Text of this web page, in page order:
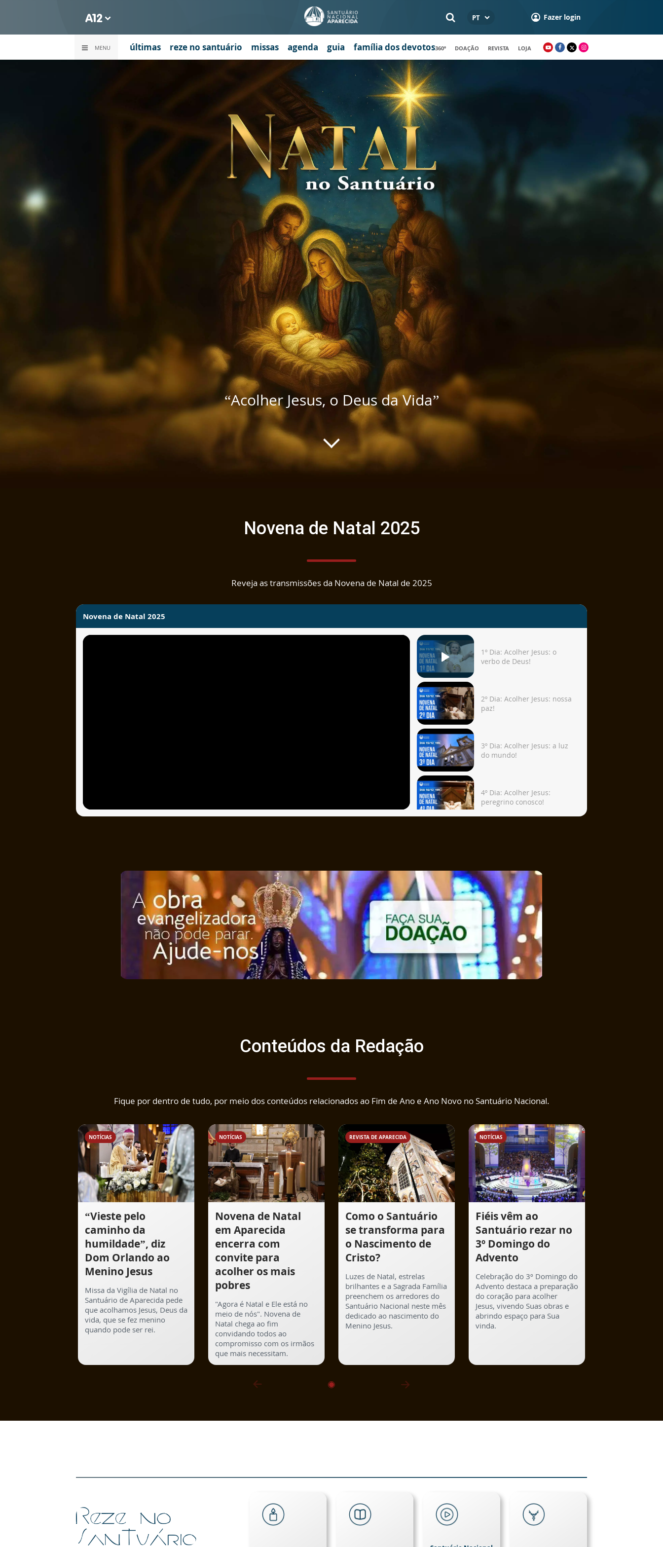
PT Fazer login
MENU últimas reze no santuário missas agenda guia família dos devotos360º DOAÇÃO REVISTA LOJA
“Acolher Jesus, o Deus da Vida”
Novena de Natal 2025
Reveja as transmissões da Novena de Natal de 2025
Novena de Natal 2025
1º Dia: Acolher Jesus: o
verbo de Deus!
2º Dia: Acolher Jesus: nossa
paz!
3º Dia: Acolher Jesus: a luz
do mundo!
4º Dia: Acolher Jesus:
peregrino conosco!
6º Dia: Acolher Jesus: o
enviado do Pai!
7º Dia: Acolher Jesus: a
plenitude da salvação!
8º Dia: Acolher Jesus: nossa
esperança, nossa redenção!
Conteúdos da Redação
Fique por dentro de tudo, por meio dos conteúdos relacionados ao Fim de Ano e Ano Novo no Santuário Nacional.
NOTÍCIAS
“Vieste pelo
caminho da
humildade”, diz
Dom Orlando ao
Menino Jesus
Missa da Vigília de Natal no
Santuário de Aparecida pede
que acolhamos Jesus, Deus da
vida, que se fez menino
quando pode ser rei.
NOTÍCIAS
Novena de Natal
em Aparecida
encerra com
convite para
acolher os mais
pobres
"Agora é Natal e Ele está no
meio de nós". Novena de
Natal chega ao fim
convidando todos ao
compromisso com os irmãos
que mais necessitam.
REVISTA DE APARECIDA
Como o Santuário
se transforma para
o Nascimento de
Cristo?
Luzes de Natal, estrelas
brilhantes e a Sagrada Família
preenchem os arredores do
Santuário Nacional neste mês
dedicado ao nascimento do
Menino Jesus.
NOTÍCIAS
Fiéis vêm ao
Santuário rezar no
3º Domingo do
Advento
Celebração do 3º Domingo do
Advento destaca a preparação
do coração para acolher
Jesus, vivendo Suas obras e
abrindo espaço para Sua
vinda.